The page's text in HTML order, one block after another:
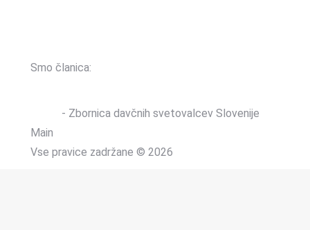
Smo članica:
- Zbornica davčnih svetovalcev Slovenije
Main
Vse pravice zadržane © 2026